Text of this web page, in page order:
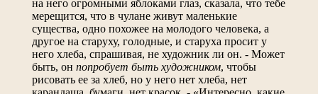
на него огромными яблоками глаз, сказала, что тебе
мерещится, что в чулане живут маленькие
существа, одно похожее на молодого человека, а
другое на старуху, голодные, и старуха просит у
него хлеба, спрашивая, не художник ли он. - Может
быть, он попробует быть художником, чтобы
рисовать ее за хлеб, но у него нет хлеба, нет